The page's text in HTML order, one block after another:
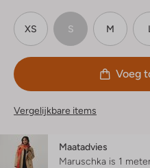
XS S M
Voeg
Vergelijkbare items
Maatadvies
Maruschka is 1